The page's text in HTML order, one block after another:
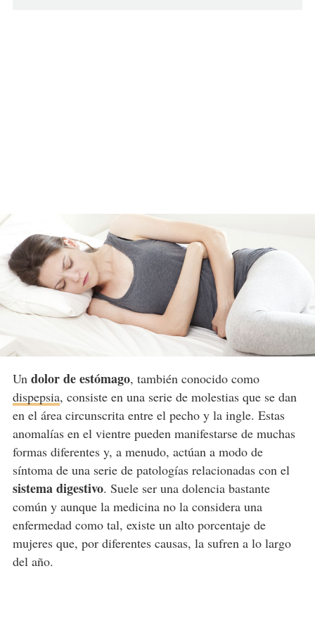
Un dolor de estómago, también conocido como
dispepsia, consiste en una serie de molestias que se dan
en el área circunscrita entre el pecho y la ingle. Estas
anomalías en el vientre pueden manifestarse de muchas
formas diferentes y, a menudo, actúan a modo de
síntoma de una serie de patologías relacionadas con el
sistema digestivo. Suele ser una dolencia bastante
común y aunque la medicina no la considera una
enfermedad como tal, existe un alto porcentaje de
mujeres que, por diferentes causas, la sufren a lo largo
del año.